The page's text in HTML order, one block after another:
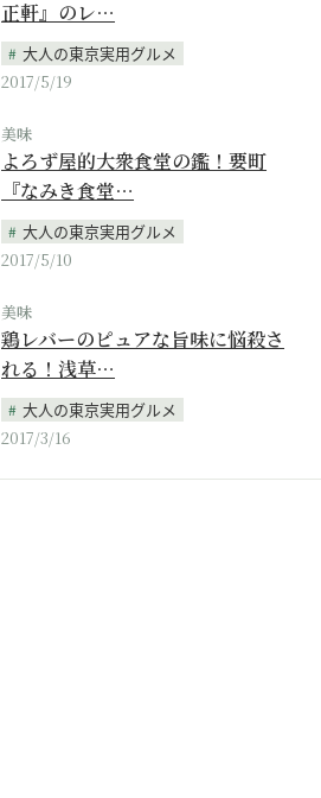
正軒』のレ…
大人の東京実用グルメ
2017/5/19
美味
よろず屋的大衆食堂の鑑！要町
『なみき食堂…
大人の東京実用グルメ
2017/5/10
美味
鶏レバーのピュアな旨味に悩殺さ
れる！浅草…
大人の東京実用グルメ
2017/3/16